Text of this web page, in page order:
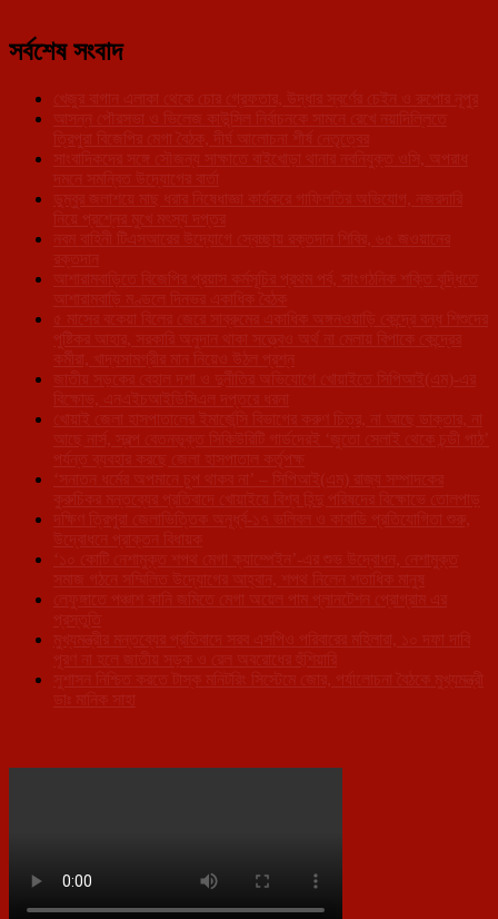
সর্বশেষ সংবাদ
খেজুর বাগান এলাকা থেকে চোর গ্রেফতার, উদ্ধার স্বর্ণের চেইন ও রুপোর নূপুর
আসন্ন পৌরসভা ও ভিলেজ কাউন্সিল নির্বাচনকে সামনে রেখে নয়াদিল্লিতে
ত্রিপুরা বিজেপির মেগা বৈঠক, দীর্ঘ আলোচনা শীর্ষ নেতৃত্বের
সাংবাদিকদের সঙ্গে সৌজন্য সাক্ষাতে বাইখোড়া থানার নবনিযুক্ত ওসি, অপরাধ
দমনে সমন্বিত উদ্যোগের বার্তা
ডুম্বুর জলাশয়ে মাছ ধরার নিষেধাজ্ঞা কার্যকরে গাফিলতির অভিযোগ, নজরদারি
নিয়ে প্রশ্নের মুখে মৎস্য দপ্তর
নবম বাহিনী টিএসআরের উদ্যোগে স্বেচ্ছায় রক্তদান শিবির, ৬৫ জওয়ানের
রক্তদান
আশারামবাড়িতে বিজেপির প্রয়াস কর্মসূচির প্রথম পর্ব, সাংগঠনিক শক্তি বৃদ্ধিতে
আশারামবাড়ি মণ্ডলে দিনভর একাধিক বৈঠক
৫ মাসের বকেয়া বিলের জেরে সাব্রুমের একাধিক অঙ্গনওয়াড়ি কেন্দ্রে বন্ধ শিশুদের
পুষ্টিকর আহার, সরকারি অনুদান থাকা সত্ত্বেও অর্থ না মেলায় বিপাকে কেন্দ্রের
কর্মীরা, খাদ্যসামগ্রীর মান নিয়েও উঠল প্রশ্ন
জাতীয় সড়কের বেহাল দশা ও দুর্নীতির অভিযোগে খোয়াইতে সিপিআই(এম)-এর
বিক্ষোভ, এনএইচআইডিসিএল দপ্তরে ধরনা
খোয়াই জেলা হাসপাতালের ইমার্জেন্সি বিভাগের করুণ চিত্র, না আছে ডাক্তার, না
আছে নার্স, স্বল্প বেতনভূক্ত সিকিউরিটি গার্ডদেরই ‘জুতো সেলাই থেকে চন্ডী পাঠ’
পর্যন্ত ব্যবহার করছে জেলা হাসপাতাল কর্তৃপক্ষ
‘সনাতন ধর্মের অপমানে চুপ থাকব না’ – সিপিআই(এম) রাজ্য সম্পাদকের
কুরুচিকর মন্তব্যের প্রতিবাদে খোয়াইয়ে বিশ্ব হিন্দু পরিষদের বিক্ষোভে তোলপাড়
দক্ষিণ ত্রিপুরা জেলাভিত্তিক অনূর্ধ্ব-১৭ ভলিবল ও কাবাডি প্রতিযোগিতা শুরু,
উদ্বোধনে প্রাক্তন বিধায়ক
‘১০ কোটি নেশামুক্ত শপথ মেগা ক্যাম্পেইন’-এর শুভ উদ্বোধন, নেশামুক্ত
সমাজ গঠনে সম্মিলিত উদ্যোগের আহ্বান, শপথ নিলেন শতাধিক মানুষ
লেফুঙ্গাতে পঞ্চাশ কানি জমিতে মেগা অয়েল পাম প্লানটেশন প্রোগ্রাম এর
প্রস্তুতি
মুখ্যমন্ত্রীর মন্তব্যের প্রতিবাদে সরব এসপিও পরিবারের মহিলারা, ১০ দফা দাবি
পূরণ না হলে জাতীয় সড়ক ও রেল অবরোধের হুঁশিয়ারি
সুশাসন নিশ্চিত করতে টাস্ক মনিটরিং সিস্টেমে জোর, পর্যালোচনা বৈঠকে মুখ্যমন্ত্রী
ডাঃ মানিক সাহা